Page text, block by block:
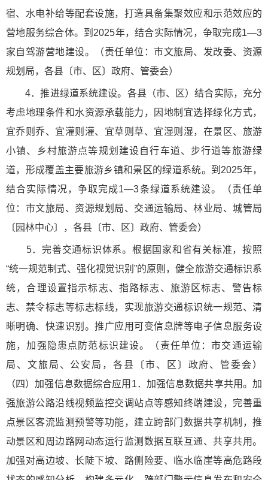
宿、水电补给等配套设施，打造具备集聚效应和示范效应的
营地服务综合体。到2025年，结合实际情况，争取完成1—3
家自驾游营地建设。（责任单位：市文旅局、发改委、资源
规划局，各县〔市、区〕政府、管委会）
4．推进绿道系统建设。各县（市、区）结合实际，充分
考虑地理条件和水资源承载能力，因地制宜选择绿化方式，
宜乔则乔、宜灌则灌、宜草则草、宜湿则湿，在景区、旅游
小镇、乡村旅游点等规划建设自行车道、步行道等旅游绿
道，形成覆盖主要旅游乡镇和景区的绿道系统。到2025年，
结合实际情况，争取完成1—3条绿道系统建设。（责任单
位：市文旅局、资源规划局、交通运输局、林业局、城管局
〔园林中心〕，各县〔市、区〕政府、管委会）
5．完善交通标识体系。根据国家和省有关标准，按照
“统一规范制式、强化视觉识别”的原则，健全旅游交通标识系
统，合理设置指示标志、指路标志、旅游区标志、警告标
志、禁令标志等标志标线，实现旅游交通标识统一规范、清
晰明确、快速识别。推广应用可变信息牌等电子信息服务设
施，加强隐患点防范标识建设。（责任单位：市交通运输
局、文旅局、公安局，各县〔市、区〕政府、管委会）
（四）加强信息数据综合应用1．加强信息数据共享共用。加
强旅游公路沿线视频监控交调站点等感知终端建设，完善重
点景区客流监测预警等功能，建立跨部门数据共享机制，推
动景区和周边路网动态运行监测数据互联互通、共享共用。
加强对高边坡、长陡下坡、路侧险要、临水临崖等高危路段